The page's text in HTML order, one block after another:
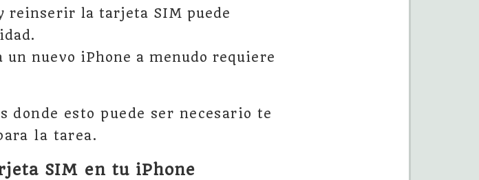
reinserir la tarjeta SIM puede
un nuevo iPhone a menudo requiere
esto puede ser necesario te
la tarea.
SIM en tu iPhone